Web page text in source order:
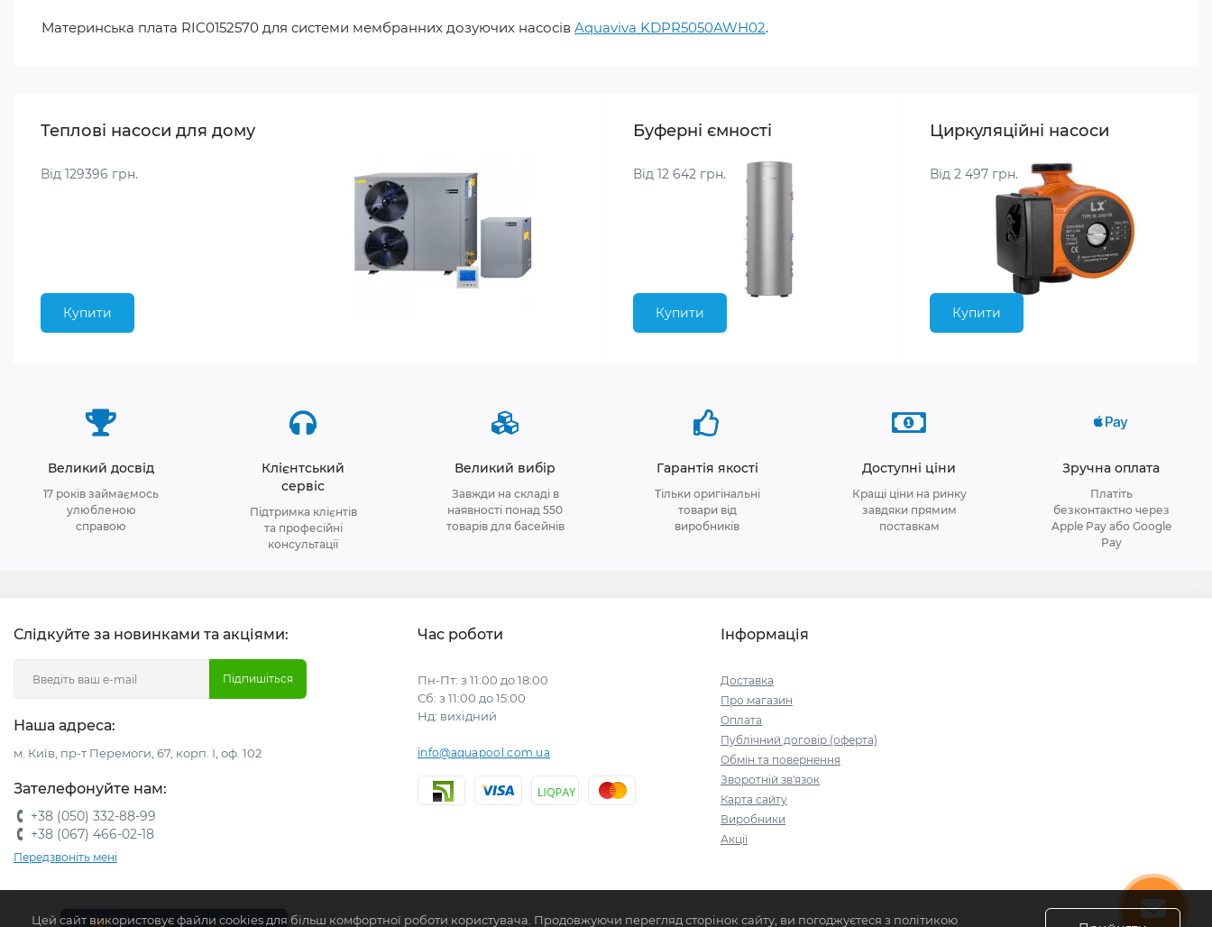
Материнська плата RIC0152570 для системи мембранних дозуючих насосів Aquaviva KDPR5050AWH02.
Теплові насоси для дому
Від 129396 грн.
Купити
Буферні ємності
Від 12 642 грн.
Купити
Циркуляційні насоси
Від 2 497 грн.
Купити
Великий досвід
17 років займаємось
улюбленою
справою
Клієнтський
сервіс
Підтримка клієнтів
та професійні
консультації
Великий вибір
Завжди на складі в
наявності понад 550
товарів для басейнів
Гарантія якості
Тільки оригінальні
товари від
виробників
Доступні ціни
Кращі ціни на ринку
завдяки прямим
поставкам
Зручна оплата
Платіть
безконтактно через
Apple Pay або Google
Pay
Слідкуйте за новинками та акціями:
Підпишіться
Наша адреса:
м. Київ, пр-т Перемоги, 67, корп. І, оф. 102
Зателефонуйте нам:
+38 (050) 332-88-99
+38 (067) 466-02-18
Передзвоніть мені
Час роботи
Пн-Пт: з 11:00 до 18:00
Сб: з 11:00 до 15:00
Нд: вихідний
info@aquapool.com.ua
Інформація
Доставка
Про магазин
Оплата
Публічний договір (оферта)
Обмін та повернення
Зворотній зв'язок
Карта сайту
Виробники
Акції
Цей сайт використовує файли cookies для більш комфортної роботи користувача. Продовжуючи перегляд сторінок сайту, ви погоджуєтеся з політикою